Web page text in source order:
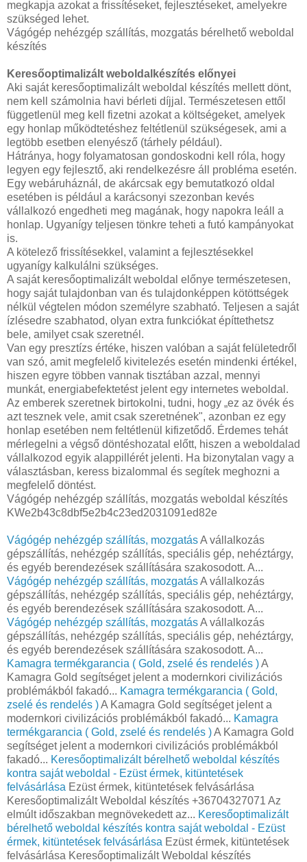
megkapja azokat a frissítéseket, fejlesztéseket, amelyekre
szükséged lehet.
Vágógép nehézgép szállítás, mozgatás bérelhető weboldal
készítés
Keresőoptimalizált weboldalkészítés előnyei
Aki saját keresőoptimalizált weboldal készítés mellett dönt,
nem kell számolnia havi bérleti díjjal. Természetesen ettől
függetlenül meg kell fizetni azokat a költségeket, amelyek
egy honlap működtetéshez feltétlenül szükségesek, ami a
legtöbb esetben elenyésző (tárhely például).
Hátránya, hogy folyamatosan gondoskodni kell róla, hogy
legyen egy fejlesztő, aki rendelkezésre áll probléma esetén.
Egy webáruháznál, de akárcsak egy bemutatkozó oldal
esetében is például a karácsonyi szezonban kevés
vállalkozó engedheti meg magának, hogy napokra leáll a
honlap. Ugyanígy teljesen tönkre teheti a futó kampányokat
is.
A kötelező frissítésekkel, valamint a fejlesztésekkel
ugyanígy kalkulálni szükséges.
A saját keresőoptimalizált weboldal előnye természetesen,
hogy saját tulajdonban van és tulajdonképpen kötöttségek
nélkül végtelen módon személyre szabható. Teljesen a saját
ízlésedre szabhatod, olyan extra funkciókat építtethetsz
bele, amilyet csak szeretnél.
Van egy presztízs értéke, hiszen valóban a saját felületedről
van szó, amit megfelelő kivitelezés esetén mindenki értékel,
hiszen egyre többen vannak tisztában azzal, mennyi
munkát, energiabefektetést jelent egy internetes weboldal.
Az emberek szeretnek birtokolni, tudni, hogy „ez az övék és
azt tesznek vele, amit csak szeretnének", azonban ez egy
honlap esetében nem feltétlenül kifizetődő. Érdemes tehát
mérlegelni a végső döntéshozatal előtt, hiszen a weboldalad
vállalkozod egyik alappillérét jelenti. Ha bizonytalan vagy a
választásban, keress bizalommal és segítek meghozni a
megfelelő döntést.
Vágógép nehézgép szállítás, mozgatás weboldal készítés
KWe2b43c8dbf5e2b4c23ed2031091ed82e
Vágógép nehézgép szállítás, mozgatásA vállalkozás
gépszállítás, nehézgép szállítás, speciális gép, nehéztárgy,
és egyéb berendezések szállítására szakosodott. A...
Vágógép nehézgép szállítás, mozgatásA vállalkozás
gépszállítás, nehézgép szállítás, speciális gép, nehéztárgy,
és egyéb berendezések szállítására szakosodott. A...
Vágógép nehézgép szállítás, mozgatásA vállalkozás
gépszállítás, nehézgép szállítás, speciális gép, nehéztárgy,
és egyéb berendezések szállítására szakosodott. A...
Kamagra termékgarancia ( Gold, zselé és rendelés )A
Kamagra Gold segítséget jelent a modernkori civilizációs
problémákból fakadó... Kamagra termékgarancia ( Gold,
zselé és rendelés )A Kamagra Gold segítséget jelent a
modernkori civilizációs problémákból fakadó... Kamagra
termékgarancia ( Gold, zselé és rendelés )A Kamagra Gold
segítséget jelent a modernkori civilizációs problémákból
fakadó... Keresőoptimalizált bérelhető weboldal készítés
kontra saját weboldal - Ezüst érmek, kitüntetések
felvásárlása Ezüst érmek, kitüntetések felvásárlása
Keresőoptimalizált Weboldal készítés +36704327071 Az
elmúlt időszakban megnövekedett az... Keresőoptimalizált
bérelhető weboldal készítés kontra saját weboldal - Ezüst
érmek, kitüntetések felvásárlása Ezüst érmek, kitüntetések
felvásárlása Keresőoptimalizált Weboldal készítés